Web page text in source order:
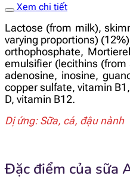
Xem chi tiết
Lactose (from milk),
varying proportions)
orthophosphate,
emulsifier (lecithins (from
adenosine, inosine,
copper sulfate, vitamin
D, vitamin B12.
Dị ứng: Sữa, cá, đậu nành
Đặc điểm của sữa